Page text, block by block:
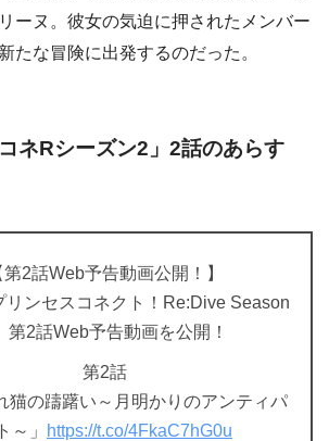
ーヌ。彼女の気迫に押されたメンバー
たな冒険に出発するのだった。
ネRシーズン2」2話のあらす
第2話Web予告動画公開！】
リンセスコネクト！Re:Dive Season
第2話Web予告動画を公開！
第2話
猫の躊躇い～月明かりのアンティパ
～」
https://t.co/4FkaC7hG0u